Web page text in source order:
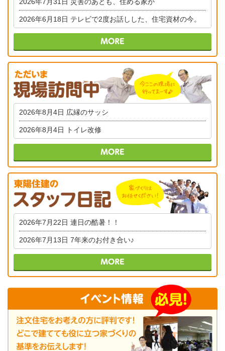
2026年6月18日 テレビで2度お話しした、住宅資材の今。
2026年8月4日 広縁のサッシ
2026年8月4日 トイレ改修
2026年7月22日 連日の酷暑！！
2026年7月13日 7年来のお付き合い♪